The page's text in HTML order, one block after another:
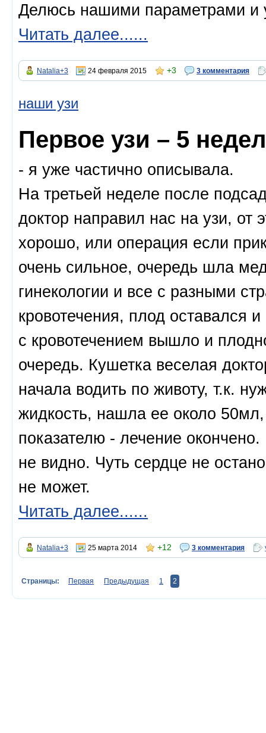
Делюсь нашими параметрами и
Читать далее......
Natalia+3 24 февраля 2015 +3 3 комментария
наши узи
Первое узи – 5
- я уже частично описывала.
На третьей неделе после
доктор направил нас на узи, от
хорошо, или операция если
очень сильное, очередь шла
гинекологии и все с разными
кровотечения, плод оставался
с кровотечением вышло и
очередь. Кушетка веселая
начала водить по животу, т.к.
жидкость, нашла ее около
показателю - лечение
не видно. Чуть сердце не
не может.
Читать далее......
Natalia+3 25 марта 2014 +12 3 комментария
Страницы: Первая Предыдущая 1 2